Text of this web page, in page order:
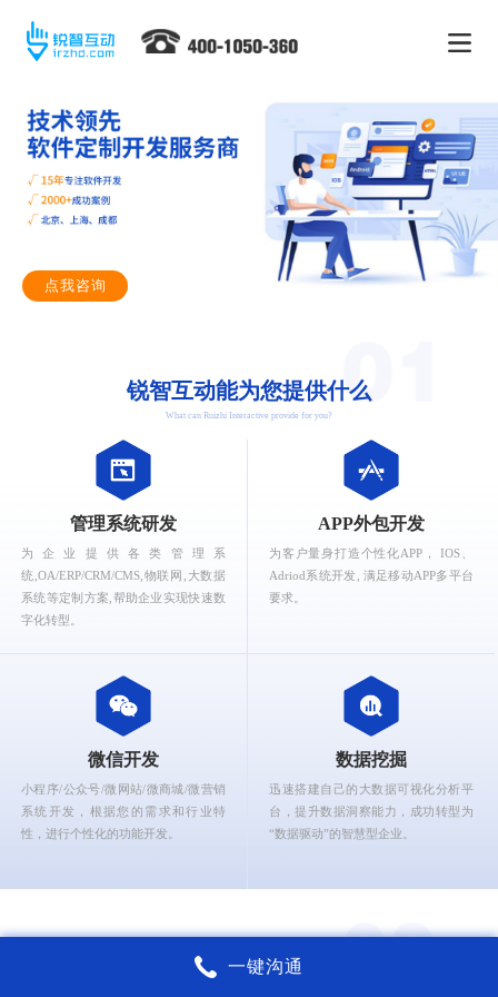
点我咨询
锐智互动能为您提供什么
What can Ruizhi Interactive provide for you?
管理系统研发
为企业提供各类管理系
统,OA/ERP/CRM/CMS,物联网,大数据
系统等定制方案,帮助企业实现快速数
字化转型。
APP外包开发
为客户量身打造个性化APP， IOS、
Adriod系统开发, 满足移动APP多平台
要求。
微信开发
小程序/公众号/微网站/微商城/微营销
系统开发，根据您的需求和行业特
性，进行个性化的功能开发。
数据挖掘
迅速搭建自己的大数据可视化分析平
台，提升数据洞察能力，成功转型为
“数据驱动”的智慧型企业。
锐智互动核心能力
一键沟通